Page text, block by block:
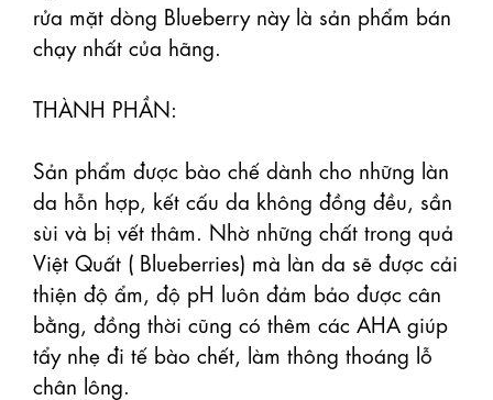
rửa mặt dòng Blueberry này là sản phẩm bán
chạy nhất của hãng.
THÀNH PHẦN:
Sản phẩm được bào chế dành cho những làn
da hỗn hợp, kết cấu da không đồng đều, sần
sùi và bị vết thâm. Nhờ những chất trong quả
Việt Quất ( Blueberries) mà làn da sẽ được cải
thiện độ ẩm, độ pH luôn đảm bảo được cân
bằng, đồng thời cũng có thêm các AHA giúp
tẩy nhẹ đi tế bào chết, làm thông thoáng lỗ
chân lông.